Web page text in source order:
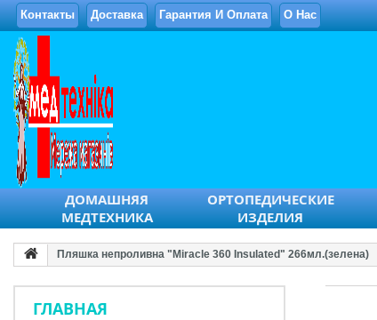
Контакты Доставка Гарантия И Оплата О Нас
ДОМАШНЯЯ
МЕДТЕХНИКА
ОРТОПЕДИЧЕСКИЕ
ИЗДЕЛИЯ
Пляшка непроливна "Miracle 360 Insulated" 266мл.(зелена)
ГЛАВНАЯ